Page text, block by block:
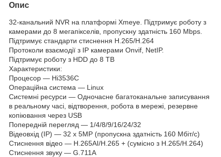
Опис
32-канальний NVR на платформі Xmeye. Підтримує роботу з
камерами до 8 мегапікселів, пропускну здатність 160 Mbps.
Підтримує стандарти стиснення H.265/H.264
Протоколи взаємодії з IP камерами Onvif, NetIP.
Підтримує роботу з HDD до 8 ТВ
Характеристики:
Процесор — Hi3536C
Операційна система — Linux
Системні ресурси — Одночасне багатоканальне записування
в реальному часі, відтворення, робота в мережі, резервне
копіювання через USB
Попередній перегляд — 1/4/8/9/16/24/32
Відеовхід (IP) — 32 х 5MP (пропускна здатність 160 Мбіт/с)
Стиснення відео — H.265AI/H.265 + (сумісно з H.265/H.264)
Стиснення звуку — G.711A